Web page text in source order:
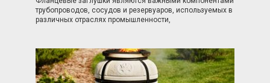
трубопроводов, сосудов и резервуаров, используемых в
различных отраслях промышленности,